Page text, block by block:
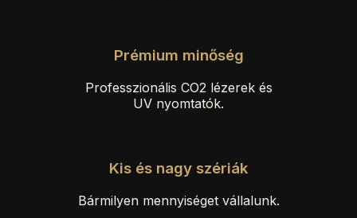
Prémium minőség
Professzionális CO2 lézerek és
UV nyomtatók.
Kis és nagy szériák
Bármilyen mennyiséget vállalunk.